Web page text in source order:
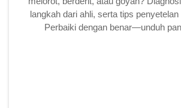
langkah dari ahli, serta tips
Perbaiki dengan benar—unduh